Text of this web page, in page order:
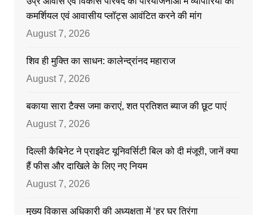
कमर्शियल एवं आवासीय प्लॉट्स आवंटित करने की मांग
August 7, 2026
शिव ही मुक्ति का साधन: कालेन्द्रांनद महाराज
August 7, 2026
बकाया सारा टैक्स जमा कराएं, शत प्रतिशत ब्याज की छूट पाएं
August 7, 2026
दिल्ली कैबिनेट ने प्राइवेट यूनिवर्सिटी बिल को दी मंजूरी, जानें क्या
हैं फीस और दाखिले के लिए नए नियम
August 7, 2026
मुख्य विकास अधिकारी की अध्यक्षता में ‘हर घर तिरंगा